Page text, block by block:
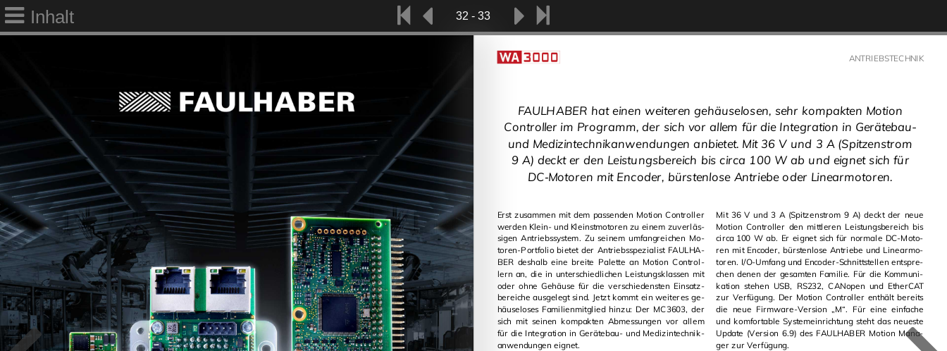
Inhalt 32 - 33
AN­TRIEBS­TECH­NIK
FAULHABER hat einen weiteren gehäuselosen, sehr kompakten Motion
Controller im Programm, der sich vor allem für die Integration in Gerätebau-
und Medizintechnikanwendungen anbietet. Mit 36 V und 3 A (Spitzenstrom
9 A) deckt er den Leistungsbereich bis circa 100 W ab und eignet sich für
DC‑Motoren mit Encoder, bürstenlose Antriebe oder Linearmotoren.
Erst zu­sam­men mit dem pas­sen­den Mo­ti­on Con­trol­ler
wer­den Klein- und Kleinst­mo­to­ren zu einem zu­ver­läs­
si­gen An­triebs­sys­tem. Zu sei­nem um­fang­rei­chen Mo­
to­ren-Port­fo­lio bie­tet der An­triebs­spe­zia­list FAUL­HA­
BER des­halb eine brei­te Pa­let­te an Mo­ti­on Con­trol­
lern an, die in un­ter­schied­li­chen Leis­tungs­klas­sen mit
oder ohne Ge­häu­se für die ver­schie­dens­ten Ein­satz­
be­rei­che aus­ge­legt sind. Jetzt kommt ein wei­te­res ge­
häu­se­lo­ses Fa­mi­li­en­mit­glied hinzu: Der MC3603, der
sich mit sei­nen kom­pak­ten Ab­mes­sun­gen vor allem
für die In­te­gra­ti­on in Ge­rä­te­bau- und Me­di­zin­tech­nik­
an­wen­dun­gen eig­net.
Mit 36 V und 3 A (Spit­zen­strom 9 A) deckt der neue
Mo­ti­on Con­trol­ler den mitt­le­ren Leis­tungs­be­reich bis
circa 100 W ab. Er eig­net sich für nor­ma­le DC-Mo­to­
ren mit En­co­der, bürs­ten­lo­se An­trie­be und Li­ne­ar­mo­
to­ren. I/O-Um­fang und En­co­der-Schnitt­stel­len ent­spre­
chen denen der ge­sam­ten Fa­mi­lie. Für die Kom­mu­ni­
ka­ti­on ste­hen USB, RS232, CA­No­pen und Ether­CAT
zur Ver­fü­gung. Der Mo­ti­on Con­trol­ler ent­hält be­reits
die neue Firm­ware-Ver­si­on „M“. Für eine ein­fa­che
und kom­for­ta­ble Sys­tem­ein­rich­tung steht das neu­es­te
Up­date (Ver­si­on 6.9) des FAUL­HA­BER Mo­ti­on Ma­na­
ger zur Ver­fü­gung.